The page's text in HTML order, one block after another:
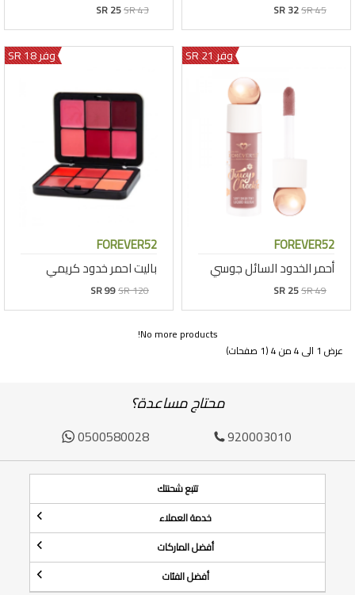
SR 32SR 45
SR 25SR 43
وفر 21 SR
FOREVER52
أحمر الخدود السائل جوسي
SR 25SR 49
وفر 18 SR
FOREVER52
باليت احمر خدود كريمي
SR 99SR 120
No more products!
عرض 1 الى 4 من 4 (1 صفحات)
محتاج مساعدة؟
920003010
0500580028
تتبع شحنتك
خدمة العملاء
أفضل الماركات
أفضل الفئات